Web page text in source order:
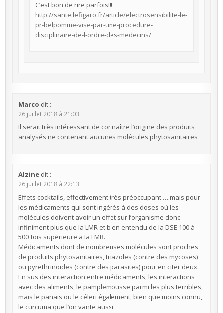
C’est bon de rire parfois!!!
http://sante.lefigaro.fr/article/electrosensibilite-le-
pr-belpomme-vise-par-une-procedure-
disciplinaire-de-l-ordre-des-medecins/
Marco dit :
26 juillet 2018 à 21:03
Il serait très intéressant de connaître l’origine des produits
analysés ne contenant aucunes molécules phytosanitaires
Alzine dit :
26 juillet 2018 à 22:13
Effets cocktails, effectivement très préoccupant ….mais pour
les médicaments qui sont ingérés à des doses où les
molécules doivent avoir un effet sur l’organisme donc
infiniment plus que la LMR et bien entendu de la DSE 100 à
500 fois supérieure à la LMR.
Médicaments dont de nombreuses molécules sont proches
de produits phytosanitaires, triazoles (contre des mycoses)
ou pyrethrinoides (contre des parasites) pour en citer deux.
En sus des interaction entre médicaments, les interactions
avec des aliments, le pamplemousse parmi les plus terribles,
mais le panais ou le céleri également, bien que moins connu,
le curcuma que l’on vante aussi.